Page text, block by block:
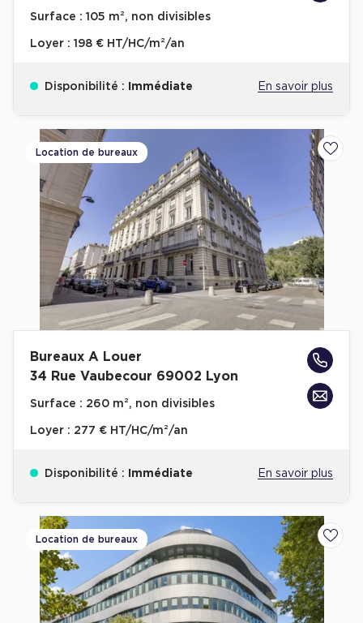
Surface : 105 m², non divisibles
Loyer : 198 € HT/HC/m²/an
Disponibilité : Immédiate En savoir plus
Location de bureaux
Bureaux A Louer
34 Rue Vaubecour 69002 Lyon
Surface : 260 m², non divisibles
Loyer : 277 € HT/HC/m²/an
Disponibilité : Immédiate En savoir plus
Location de bureaux